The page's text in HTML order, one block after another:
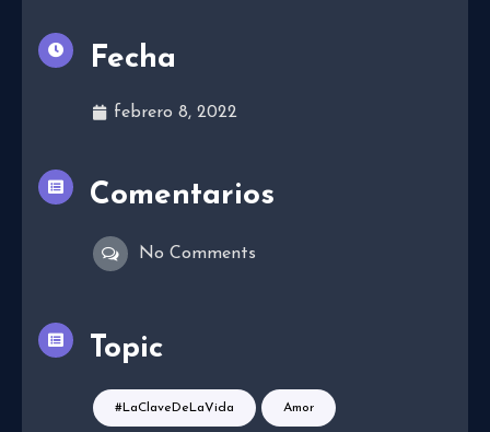
Fecha
febrero 8, 2022
Comentarios
No Comments
Topic
#LaClaveDeLaVida Amor